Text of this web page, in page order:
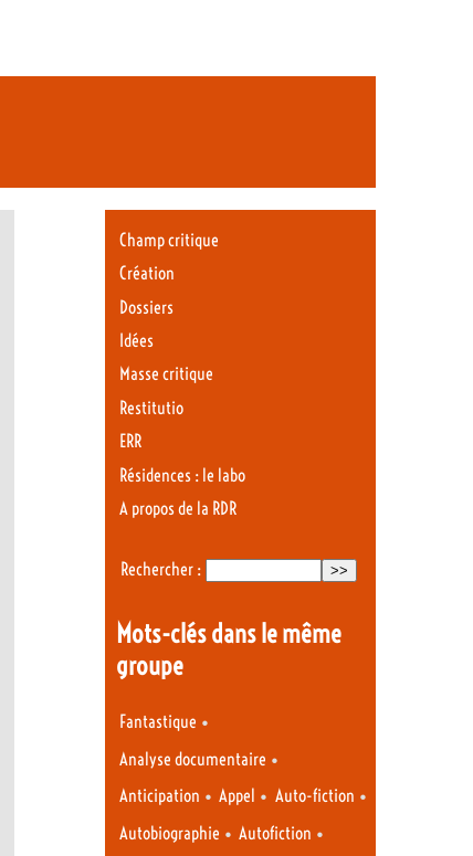
Champ critique
Création
Dossiers
Idées
Masse critique
Restitutio
ERR
Résidences : le labo
A propos de la RDR
Rechercher :
Mots-clés dans le même
groupe
Fantastique •
Analyse documentaire •
Anticipation • Appel • Auto-fiction •
Autobiographie • Autofiction •